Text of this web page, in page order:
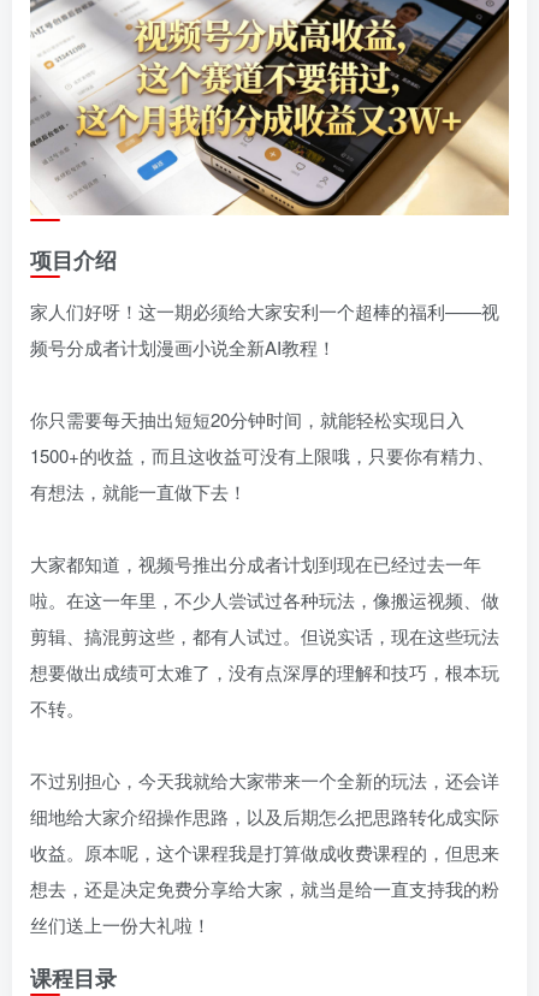
项目介绍
家人们好呀！这一期必须给大家安利一个超棒的福利——视
频号分成者计划漫画小说全新AI教程！
你只需要每天抽出短短20分钟时间，就能轻松实现日入
1500+的收益，而且这收益可没有上限哦，只要你有精力、
有想法，就能一直做下去！
大家都知道，视频号推出分成者计划到现在已经过去一年
啦。在这一年里，不少人尝试过各种玩法，像搬运视频、做
剪辑、搞混剪这些，都有人试过。但说实话，现在这些玩法
想要做出成绩可太难了，没有点深厚的理解和技巧，根本玩
不转。
不过别担心，今天我就给大家带来一个全新的玩法，还会详
细地给大家介绍操作思路，以及后期怎么把思路转化成实际
收益。原本呢，这个课程我是打算做成收费课程的，但思来
想去，还是决定免费分享给大家，就当是给一直支持我的粉
丝们送上一份大礼啦！
课程目录